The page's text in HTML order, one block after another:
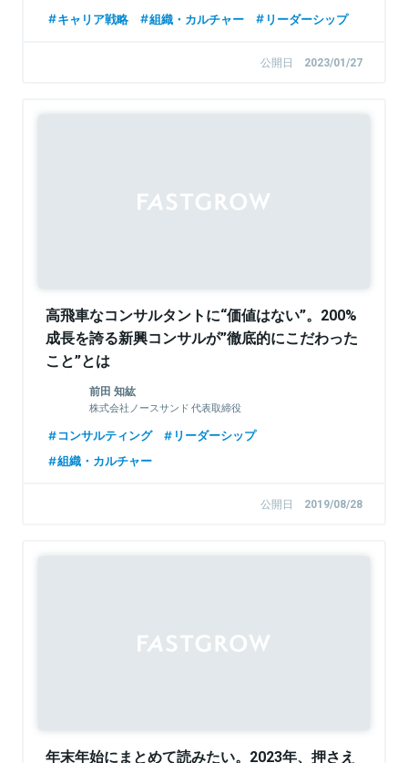
キャリア戦略 組織・カルチャー リーダーシップ
公開日 2023/01/27
高飛車なコンサルタントに“価値はない”。200%
成長を誇る新興コンサルが”徹底的にこだわった
こと”とは
前田 知紘
株式会社ノースサンド 代表取締役
コンサルティング
リーダーシップ
組織・カルチャー
公開日 2019/08/28
年末年始にまとめて読みたい。2023年、押さえ